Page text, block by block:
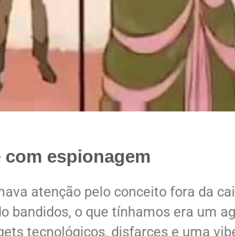
espionagem
atenção pelo conceito fora da
bandidos, o que tínhamos era um
tecnológicos, disfarces e uma